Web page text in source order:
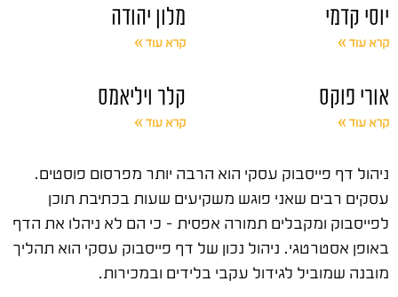
יוסי קדמי
קרא עוד »
מלון יהודה
קרא עוד »
אורי פוקס
קרא עוד »
קלר ויליאמס
קרא עוד »
ניהול דף פייסבוק עסקי הוא הרבה יותר מפרסום פוסטים.
עסקים רבים שאני פוגש משקיעים שעות בכתיבת תוכן
לפייסבוק ומקבלים תמורה אפסית – כי הם לא ניהלו את הדף
באופן אסטרטגי. ניהול נכון של דף פייסבוק עסקי הוא תהליך
מובנה שמוביל לגידול עקבי בלידים ובמכירות.